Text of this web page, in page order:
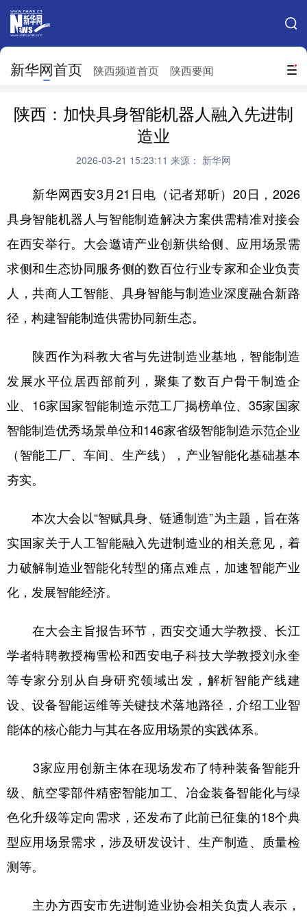
搜索
新华网首页 陕西频道首页 陕西要闻
网站地图
北京 天津 河北 山西
吉林 上海
山东 河南 湖北 湖南
广东 广西 海南 重庆
四川 贵州 云南 西藏
陕西 甘肃 青海 宁夏
新疆 内蒙古 黑龙江
陕西：加快具身智能机器人融入先进制
造业
2026-03-21 15:23:11 来源： 新华网
新华网西安3月21日电（记者郑昕）20日，2026
具身智能机器人与智能制造解决方案供需精准对接会
在西安举行。大会邀请产业创新供给侧、应用场景需
求侧和生态协同服务侧的数百位行业专家和企业负责
人，共商人工智能、具身智能与制造业深度融合新路
径，构建智能制造供需协同新生态。
陕西作为科教大省与先进制造业基地，智能制造
发展水平位居西部前列，聚集了数百户骨干制造企
业、16家国家智能制造示范工厂揭榜单位、35家国家
智能制造优秀场景单位和146家省级智能制造示范企业
（智能工厂、车间、生产线），产业智能化基础基本
夯实。
本次大会以“智赋具身、链通制造”为主题，旨在落
实国家关于人工智能融入先进制造业的相关意见，着
力破解制造业智能化转型的痛点难点，加速智能产业
化，发展智能经济。
在大会主旨报告环节，西安交通大学教授、长江
学者特聘教授梅雪松和西安电子科技大学教授刘永奎
等专家分别从自身研究领域出发，解析智能产线建
设、设备智能运维等关键技术落地路径，介绍工业智
能体的核心能力与其在各应用场景的实践体系。
3家应用创新主体在现场发布了特种装备智能升
级、航空零部件精密智能加工、冶金装备智能化与绿
色化升级等定向需求，还发布了此前已征集的18个典
型应用场景需求，涉及研发设计、生产制造、质量检
测等。
主办方西安市先进制造业协会相关负责人表示，